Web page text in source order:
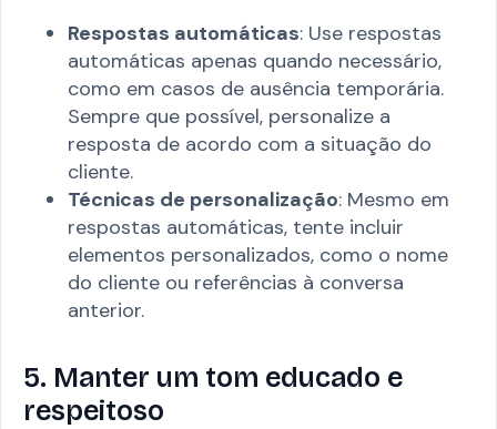
Respostas automáticas: Use respostas
automáticas apenas quando necessário,
como em casos de ausência temporária.
Sempre que possível, personalize a
resposta de acordo com a situação do
cliente.
Técnicas de personalização: Mesmo em
respostas automáticas, tente incluir
elementos personalizados, como o nome
do cliente ou referências à conversa
anterior.
5. Manter um tom educado e
respeitoso